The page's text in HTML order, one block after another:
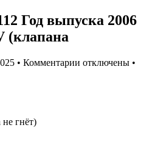
Год выпуска 2006
(клапана
• Комментарии отключены •
гнёт)